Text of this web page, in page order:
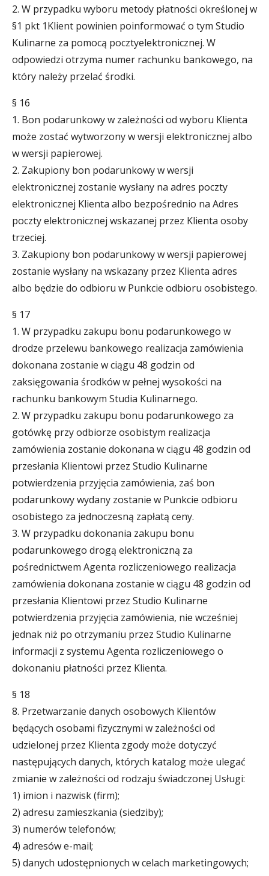
2. W przypadku wyboru metody płatności określonej w
§1 pkt 1Klient powinien poinformować o tym Studio
Kulinarne za pomocą pocztyelektronicznej. W
odpowiedzi otrzyma numer rachunku bankowego, na
który należy przelać środki.
§ 16
1. Bon podarunkowy w zależności od wyboru Klienta
może zostać wytworzony w wersji elektronicznej albo
w wersji papierowej.
2. Zakupiony bon podarunkowy w wersji
elektronicznej zostanie wysłany na adres poczty
elektronicznej Klienta albo bezpośrednio na Adres
poczty elektronicznej wskazanej przez Klienta osoby
trzeciej.
3. Zakupiony bon podarunkowy w wersji papierowej
zostanie wysłany na wskazany przez Klienta adres
albo będzie do odbioru w Punkcie odbioru osobistego.
§ 17
1. W przypadku zakupu bonu podarunkowego w
drodze przelewu bankowego realizacja zamówienia
dokonana zostanie w ciągu 48 godzin od
zaksięgowania środków w pełnej wysokości na
rachunku bankowym Studia Kulinarnego.
2. W przypadku zakupu bonu podarunkowego za
gotówkę przy odbiorze osobistym realizacja
zamówienia zostanie dokonana w ciągu 48 godzin od
przesłania Klientowi przez Studio Kulinarne
potwierdzenia przyjęcia zamówienia, zaś bon
podarunkowy wydany zostanie w Punkcie odbioru
osobistego za jednoczesną zapłatą ceny.
3. W przypadku dokonania zakupu bonu
podarunkowego drogą elektroniczną za
pośrednictwem Agenta rozliczeniowego realizacja
zamówienia dokonana zostanie w ciągu 48 godzin od
przesłania Klientowi przez Studio Kulinarne
potwierdzenia przyjęcia zamówienia, nie wcześniej
jednak niż po otrzymaniu przez Studio Kulinarne
informacji z systemu Agenta rozliczeniowego o
dokonaniu płatności przez Klienta.
§ 18
8. Przetwarzanie danych osobowych Klientów
będących osobami fizycznymi w zależności od
udzielonej przez Klienta zgody może dotyczyć
następujących danych, których katalog może ulegać
zmianie w zależności od rodzaju świadczonej Usługi:
1) imion i nazwisk (firm);
2) adresu zamieszkania (siedziby);
3) numerów telefonów;
4) adresów e-mail;
5) danych udostępnionych w celach marketingowych;